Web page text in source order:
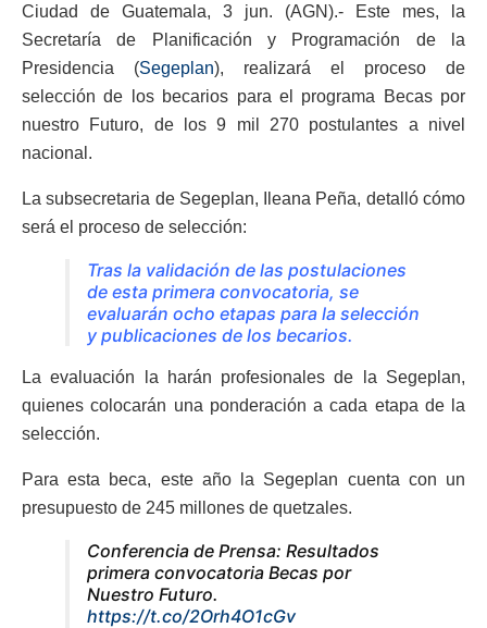
Ciudad de Guatemala, 3 jun. (AGN).- Este mes, la
Secretaría de Planificación y Programación de la
Presidencia (Segeplan), realizará el proceso de
selección de los becarios para el programa Becas por
nuestro Futuro, de los 9 mil 270 postulantes a nivel
nacional.
La subsecretaria de Segeplan, Ileana Peña, detalló cómo
será el proceso de selección:
Tras la validación de las postulaciones
de esta primera convocatoria, se
evaluarán ocho etapas para la selección
y publicaciones de los becarios.
La evaluación la harán profesionales de la Segeplan,
quienes colocarán una ponderación a cada etapa de la
selección.
Para esta beca, este año la Segeplan cuenta con un
presupuesto de 245 millones de quetzales.
Conferencia de Prensa: Resultados
primera convocatoria Becas por
Nuestro Futuro.
https://t.co/2Orh4O1cGv